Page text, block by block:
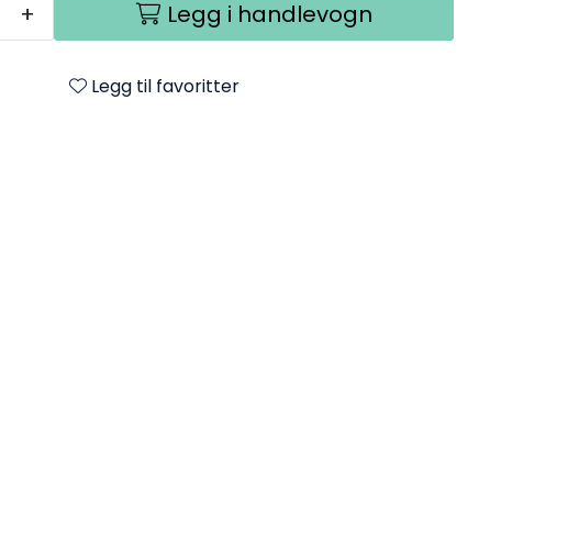
+ Legg i handlevogn
Legg til favoritter